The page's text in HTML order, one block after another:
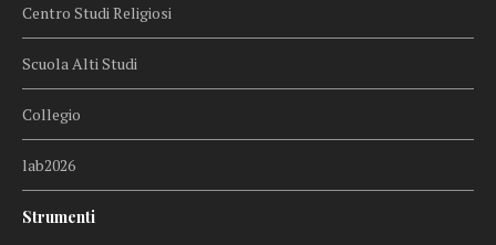
Centro Studi Religiosi
Scuola Alti Studi
Collegio
lab2026
Strumenti